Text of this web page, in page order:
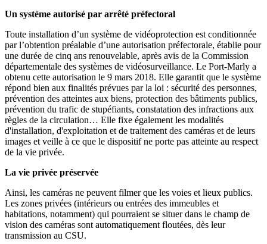
Un système autorisé par arrêté préfectoral
Toute installation d’un système de vidéoprotection est conditionnée
par l’obtention préalable d’une autorisation préfectorale, établie pour
une durée de cinq ans renouvelable, après avis de la Commission
départementale des systèmes de vidéosurveillance. Le Port-Marly a
obtenu cette autorisation le 9 mars 2018. Elle garantit que le système
répond bien aux finalités prévues par la loi : sécurité des personnes,
prévention des atteintes aux biens, protection des bâtiments publics,
prévention du trafic de stupéfiants, constatation des infractions aux
règles de la circulation… Elle fixe également les modalités
d'installation, d'exploitation et de traitement des caméras et de leurs
images et veille à ce que le dispositif ne porte pas atteinte au respect
de la vie privée.
La vie privée préservée
Ainsi, les caméras ne peuvent filmer que les voies et lieux publics.
Les zones privées (intérieurs ou entrées des immeubles et
habitations, notamment) qui pourraient se situer dans le champ de
vision des caméras sont automatiquement floutées, dès leur
transmission au CSU.